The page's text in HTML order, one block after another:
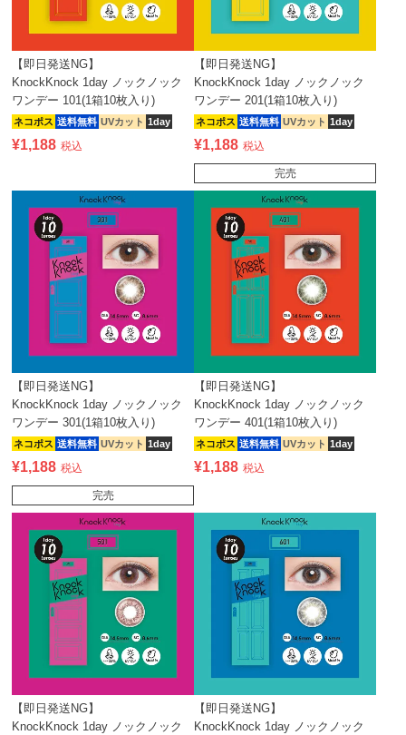
【即日発送NG】
KnockKnock 1day ノックノック
ワンデー 101(1箱10枚入り)
ネコポス 送料無料 UVカット 1day
¥1,188 税込
【即日発送NG】
KnockKnock 1day ノックノック
ワンデー 201(1箱10枚入り)
ネコポス 送料無料 UVカット 1day
¥1,188 税込
完売
【即日発送NG】
KnockKnock 1day ノックノック
ワンデー 301(1箱10枚入り)
ネコポス 送料無料 UVカット 1day
¥1,188 税込
完売
【即日発送NG】
KnockKnock 1day ノックノック
ワンデー 401(1箱10枚入り)
ネコポス 送料無料 UVカット 1day
¥1,188 税込
【即日発送NG】
KnockKnock 1day ノックノック
【即日発送NG】
KnockKnock 1day ノックノック